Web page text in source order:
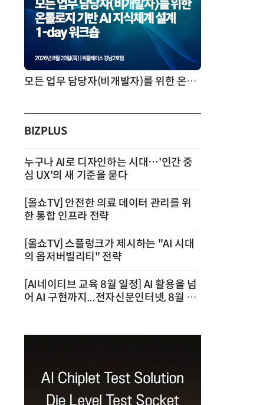
모든 업무 담당자(비개발자)를 위한 온톨로지 기반 AI 지식체계 설계 1-day 워크숍
BIZPLUS
누구나 AI로 디자인하는 시대…'인간 중
심 UX'의 새 기준을 묻다
[올쇼TV] 안전한 의료 데이터 관리를 위
한 통합 인프라 전략
[올쇼TV] 스플렁크가 제시하는 "AI 시대
의 옵저버빌리티" 전략
[AI네이티브 교육 8월 일정] AI 활용을 넘
어 AI 구현까지...전자신문인터넷, 8월 실